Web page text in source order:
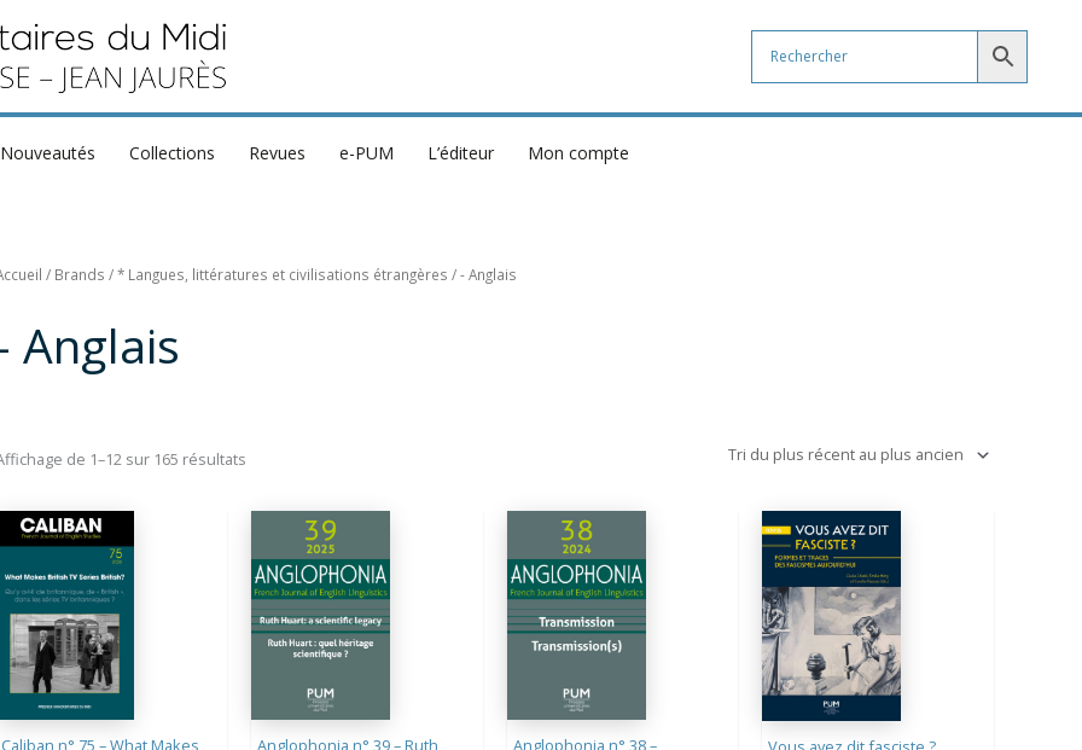
Nouveautés Collections Revues e-PUM L’éditeur Mon compte
/ Brands / * Langues, littératures et civilisations étrangères / - Anglais
Anglais
de 1–12 sur 165 résultats
au
Caliban n° 75 – What Makes
Anglophonia n° 39 – Ruth
Anglophonia n° 38 –